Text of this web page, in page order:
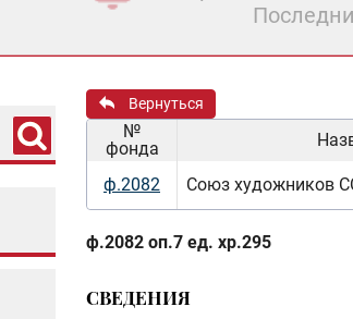
Вернуться
№
фонда
ф.2082
Союз художников
ф.2082 оп.7 ед. хр.295
СВЕДЕНИЯ